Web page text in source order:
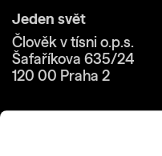
Jeden svět
Člověk v tísni o.p.s.
Šafaříkova 635/24
120 00 Praha 2